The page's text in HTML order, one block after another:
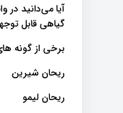
گیاهی قابل
برخی از گونه
ریحان شیرین
ریحان لیمو